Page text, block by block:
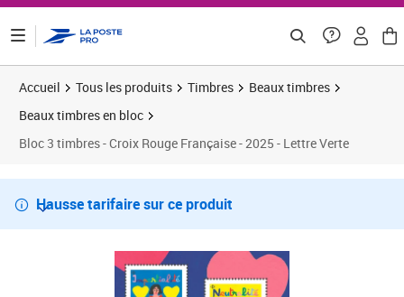
Accueil Tous les produits Timbres
Beaux timbres
Beaux timbres en bloc
Bloc 3 timbres - Croix Rouge Française - 2025 - Lettre Verte
Hausse tarifaire sur ce produit
Voir la suite…